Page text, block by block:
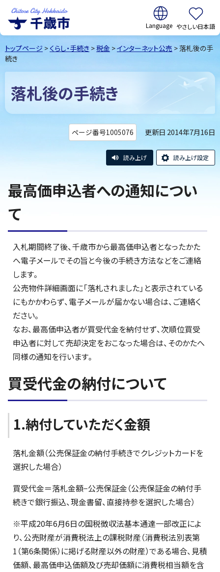
千歳市Chitose
City Hokkaido
翻訳:
やさしい日本語
トップページ > くらし・手続き >税金 >インターネット公売 > 落札後の手
続き
落札後の手続き
ページ番号1005076 更新日 2014年7月16日
読み上げ 読み上げ設定
最高価申込者への通知につい
て
入札期間終了後、千歳市から最高価申込者となったかた
へ電子メールでその旨と今後の手続き方法などをご連絡
します。
公売物件詳細画面に「落札されました」と表示されている
にもかかわらず、電子メールが届かない場合は、ご連絡く
ださい。
なお、最高価申込者が買受代金を納付せず、次順位買受
申込者に対して売却決定をおこなった場合は、そのかたへ
同様の通知を行います。
買受代金の納付について
1.納付していただく金額
落札金額（公売保証金の納付手続きでクレジットカードを
選択した場合）
買受代金＝落札金額−公売保証金（公売保証金の納付手
続きで銀行振込、現金書留、直接持参を選択した場合）
※平成20年6月6日の国税徴収法基本通達一部改正によ
り、公売財産が消費税法上の課税財産（消費税法別表第
1（第6条関係）に掲げる財産以外の財産）である場合、見積
価額、最高価申込価額及び売却価額に消費税相当額を含